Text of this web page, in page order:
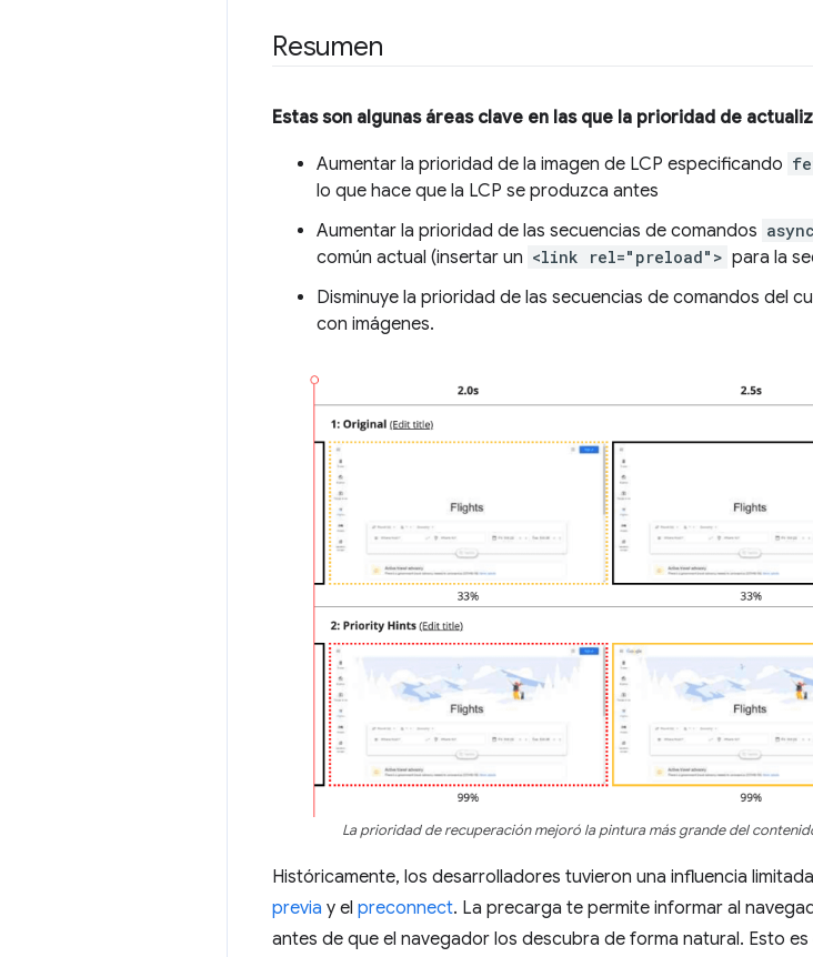
Resumen
Estas son algunas áreas clave en las que la prioridad de
Aumentar la prioridad de la imagen de LCP especificando
lo que hace que la LCP se produzca antes
Aumentar la prioridad de las secuencias de comandos async
común actual (insertar un <link rel="preload"> para la
Disminuye la prioridad de las secuencias de comandos del
con imágenes.
La prioridad de recuperación mejoró la pintura más grande del
Históricamente, los desarrolladores tuvieron una influencia
previa y el preconnect. La precarga te permite informar al
antes de que el navegador los descubra de forma natural. Esto